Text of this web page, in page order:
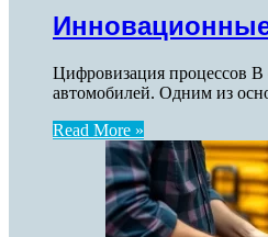
Цифровизация процессов В
автомобилей. Одним из
Read More »